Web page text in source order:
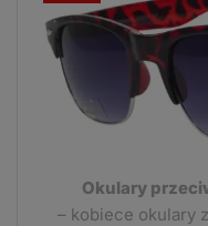
Okulary
– kobiece okulary